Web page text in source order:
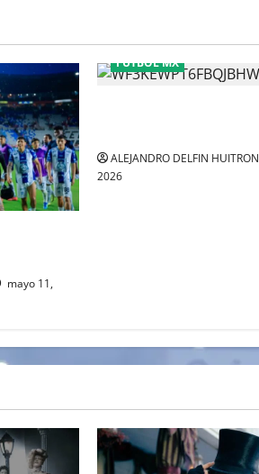
mayo 11,
FÚTBOL MX
ALEJANDRO DELFIN HUITRON
2026